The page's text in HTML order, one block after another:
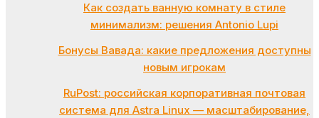
Как создать ванную комнату в стиле
минимализм: решения Antonio Lupi
Бонусы Вавада: какие предложения доступны
новым игрокам
RuPost: российская корпоративная почтовая
система для Astra Linux — масштабирование,